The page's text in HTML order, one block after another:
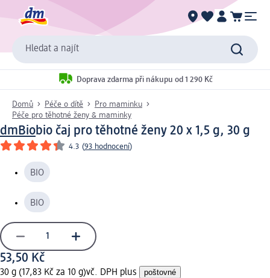
Hledat a najít
Doprava zdarma při nákupu od 1 290 Kč
Domů Péče o dítě
Pro maminku
Péče pro těhotné ženy & maminky
dmBiobio čaj pro těhotné ženy 20 x 1,5 g, 30 g
4.3 (93 hodnocení)
BIO
BIO
53,50 Kč
30 g (17,83 Kč za 10 g)vč. DPH plus poštovné